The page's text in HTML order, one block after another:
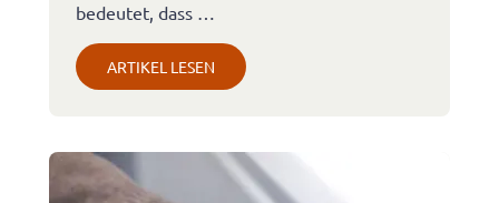
bedeutet, dass …
ARTIKEL LESEN